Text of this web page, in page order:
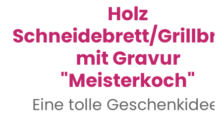
Holz
Schneidebrett/
mit Gravur
"Meisterkoch"
Eine tolle